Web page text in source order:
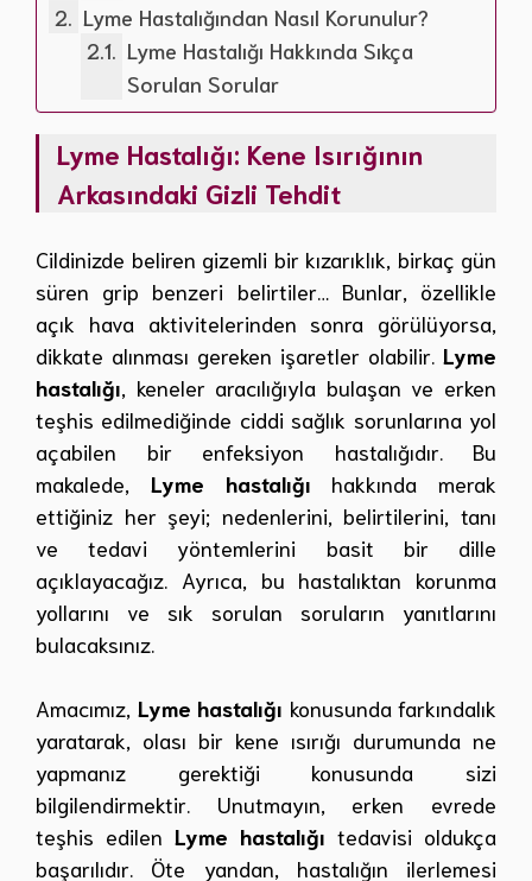
Lyme Hastalığından Nasıl Korunulur?
Lyme Hastalığı Hakkında Sıkça
Sorulan Sorular
Lyme Hastalığı: Kene Isırığının
Arkasındaki Gizli Tehdit
Cildinizde beliren gizemli bir kızarıklık, birkaç gün
süren grip benzeri belirtiler… Bunlar, özellikle
açık hava aktivitelerinden sonra görülüyorsa,
dikkate alınması gereken işaretler olabilir. Lyme
hastalığı, keneler aracılığıyla bulaşan ve erken
teşhis edilmediğinde ciddi sağlık sorunlarına yol
açabilen bir enfeksiyon hastalığıdır. Bu
makalede, Lyme hastalığı hakkında merak
ettiğiniz her şeyi; nedenlerini, belirtilerini, tanı
ve tedavi yöntemlerini basit bir dille
açıklayacağız. Ayrıca, bu hastalıktan korunma
yollarını ve sık sorulan soruların yanıtlarını
bulacaksınız.
Amacımız, Lyme hastalığı konusunda farkındalık
yaratarak, olası bir kene ısırığı durumunda ne
yapmanız gerektiği konusunda sizi
bilgilendirmektir. Unutmayın, erken evrede
teşhis edilen Lyme hastalığı tedavisi oldukça
başarılıdır. Öte yandan, hastalığın ilerlemesi